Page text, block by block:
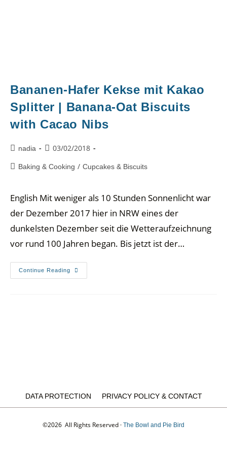
Bananen-Hafer Kekse mit Kakao
Splitter | Banana-Oat Biscuits
with Cacao Nibs
nadia 03/02/2018
Baking & Cooking / Cupcakes & Biscuits
English Mit weniger als 10 Stunden Sonnenlicht war
der Dezember 2017 hier in NRW eines der
dunkelsten Dezember seit die Wetteraufzeichnung
vor rund 100 Jahren began. Bis jetzt ist der…
Continue Reading
DATA PROTECTION PRIVACY POLICY & CONTACT
©2026 All Rights Reserved · The Bowl and Pie Bird